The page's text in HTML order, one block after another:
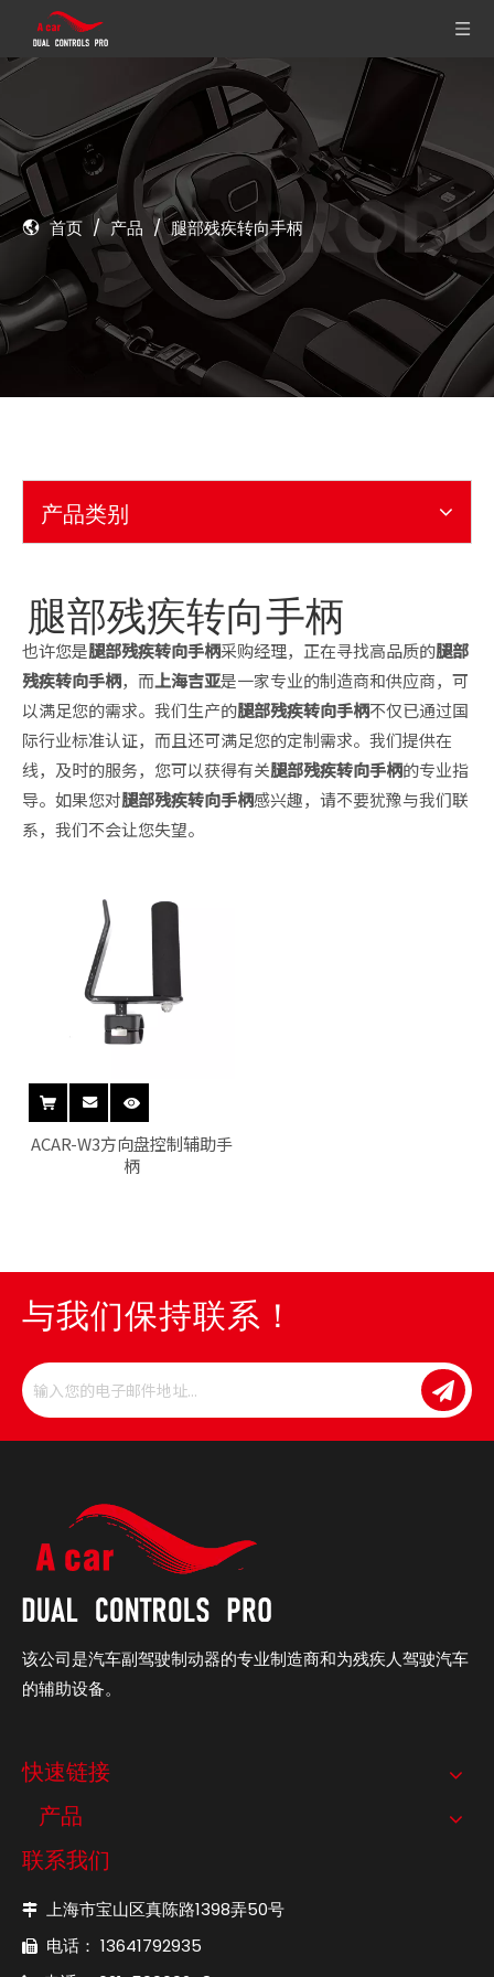
首页 / 产品 / 腿部残疾转向手柄
产品类别
腿部残疾转向手柄
也许您是腿部残疾转向手柄采购经理，正在寻找高品质的腿部
残疾转向手柄，而上海吉亚是一家专业的制造商和供应商，可
以满足您的需求。我们生产的腿部残疾转向手柄不仅已通过国
际行业标准认证，而且还可满足您的定制需求。我们提供在
线，及时的服务，您可以获得有关腿部残疾转向手柄的专业指
导。如果您对腿部残疾转向手柄感兴趣，请不要犹豫与我们联
系，我们不会让您失望。
ACAR-W3方向盘控制辅助手
柄
与我们保持联系！
该公司是汽车副驾驶制动器的专业制造商和为残疾人驾驶汽车
的辅助设备。
快速链接
产品
联系我们
 上海市宝山区真陈路1398弄50号
 电话： 13641792935